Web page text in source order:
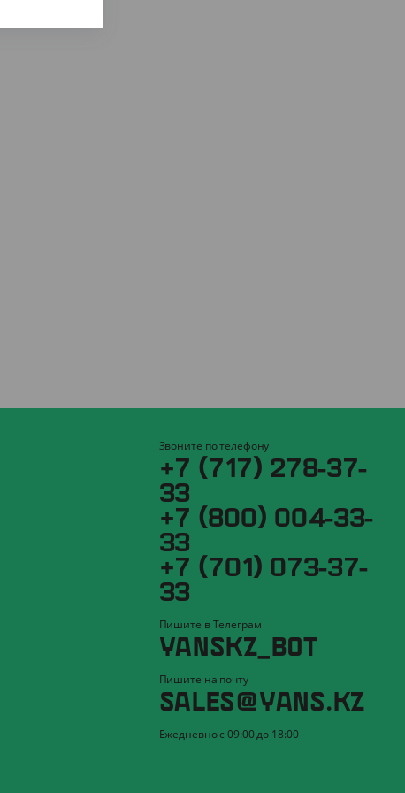
Звоните по телефону
+7 (717) 278-37-
33
+7 (800) 004-33-
33
+7 (701) 073-37-
33
Пишите в Телеграм
YANSKZ_BOT
Пишите на почту
SALES@YANS.KZ
Ежедневно с 09:00 до 18:00